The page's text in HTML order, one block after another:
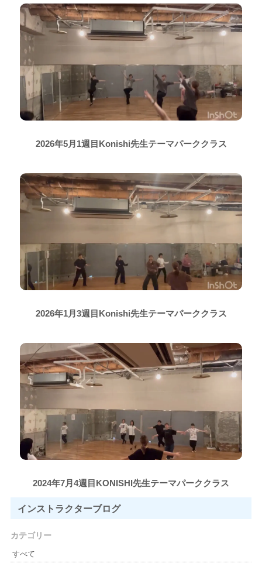
2026年5月1週目Konishi先生テーマパーククラス
2026年1月3週目Konishi先生テーマパーククラス
2024年7月4週目KONISHI先生テーマパーククラス
インストラクターブログ
カテゴリー
すべて